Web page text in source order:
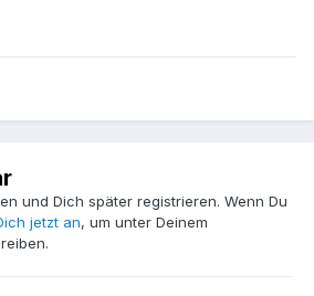
und Dich später registrieren. Wenn Du
jetzt an, um unter Deinem